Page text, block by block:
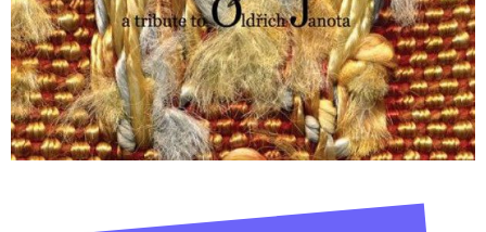
„... Janota zpívá v jedné ze svých nejznámějších písní
„i cesta může být cíl“. Tribute album můžeme brát
jako zamávání spřízněných duší poutníkovi. Popřejme
Oldřichovi Janotovi, ať ho stále těší hledání. A sami
se těšme na další nalezené písně, další doteky